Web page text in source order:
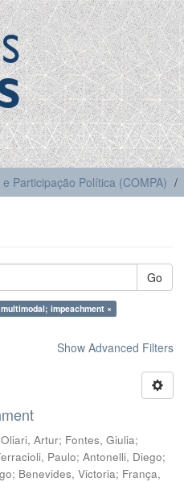
Participação Política (COMPA)
Go
impeachment ×
Show Advanced Filters
Oliari, Artur; Fontes, Giulia;
Paulo;Antonelli, Diego;
; Benevides, Victoria; França,